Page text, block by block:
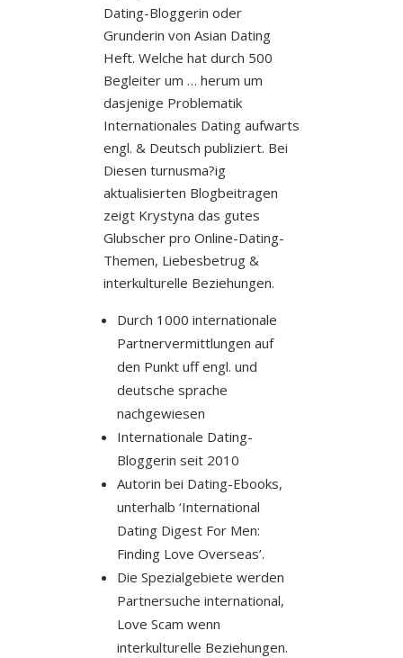
Dating-Bloggerin oder
Grunderin von Asian Dating
Heft. Welche hat durch 500
Begleiter um … herum um
dasjenige Problematik
Internationales Dating aufwarts
engl. & Deutsch publiziert. Bei
Diesen turnusma?ig
aktualisierten Blogbeitragen
zeigt Krystyna das gutes
Glubscher pro Online-Dating-
Themen, Liebesbetrug &
interkulturelle Beziehungen.
Durch 1000 internationale
Partnervermittlungen auf
den Punkt uff engl. und
deutsche sprache
nachgewiesen
Internationale Dating-
Bloggerin seit 2010
Autorin bei Dating-Ebooks,
unterhalb ‘International
Dating Digest For Men:
Finding Love Overseas’.
Die Spezialgebiete werden
Partnersuche international,
Love Scam wenn
interkulturelle Beziehungen.